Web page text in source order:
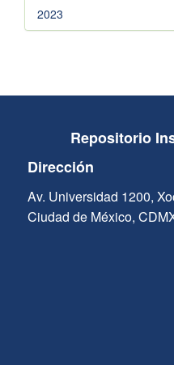
2023
Repositorio
Dirección
Av. Universidad 1200,
Ciudad de México,